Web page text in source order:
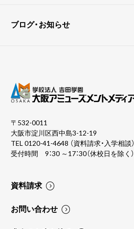
ブログ・お知らせ
〒532-0011
大阪市淀川区西中島3-12-19
TEL0120-41-4648 （資料請求・入学相談）
受付時間 9：30 ～17：30（休校日を除く）
資料請求
お問い合わせ